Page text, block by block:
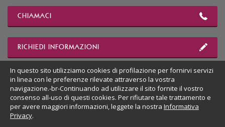
CHIAMACI
RICHIEDI INFORMAZIONI
MOSTRA POSIZIONE
VAI AL SITO DESKTOP
In questo sito utilizziamo cookies di profilazione per fornirvi servizi
in linea con le preferenze rilevate attraverso la vostra
navigazione.-br-Continuando ad utilizzare il sito fornite il vostro
consenso all-uso di questi cookies. Per rifiutare tale trattamento e
per avere maggiori informazioni, leggete la nostra Informativa
Privacy.